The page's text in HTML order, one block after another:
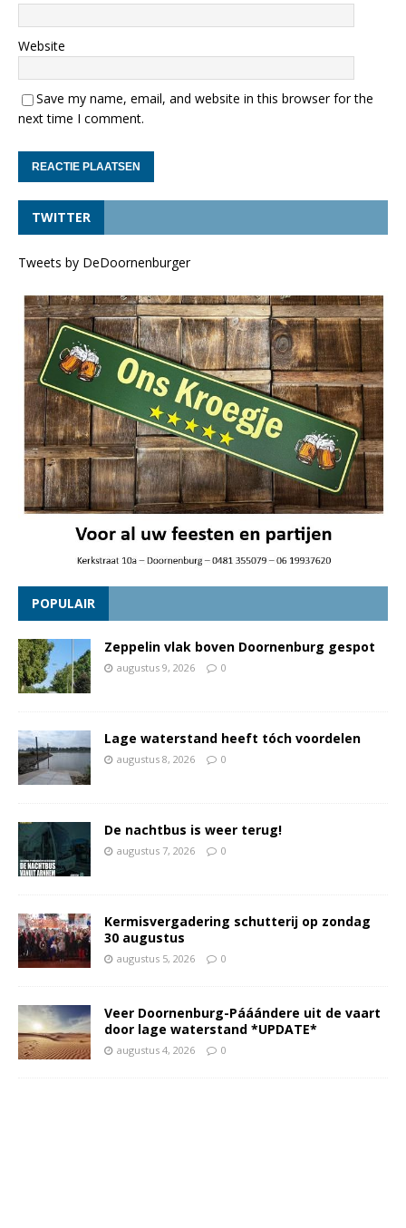
Website
Save my name, email, and website in this browser for the
next time I comment.
TWITTER
Tweets by DeDoornenburger
POPULAIR
Zeppelin vlak boven Doornenburg gespot
augustus 9, 2026 0
Lage waterstand heeft tóch voordelen
augustus 8, 2026 0
De nachtbus is weer terug!
augustus 7, 2026 0
Kermisvergadering schutterij op zondag
30 augustus
augustus 5, 2026 0
Veer Doornenburg-Pááándere uit de vaart
door lage waterstand *UPDATE*
augustus 4, 2026 0